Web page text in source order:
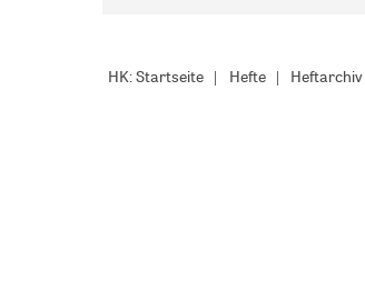
HK: Startseite Hefte Heftarchiv